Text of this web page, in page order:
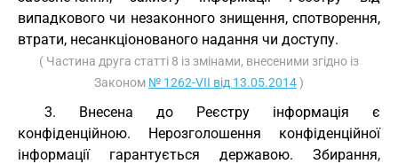
випадкового чи незаконного знищення, спотворення,
втрати, несанкціонованого надання чи доступу.
( Частина друга статті 8 із змінами, внесеними згідно із
Законом № 1262-VII від 13.05.2014)
3. Внесена до Реєстру інформація є
конфіденційною. Нерозголошення конфіденційної
інформації гарантується державою. Збирання,